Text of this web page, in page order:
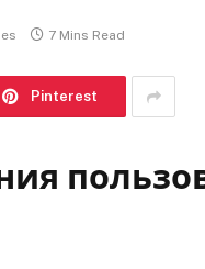
7 Mins Read
Pinterest